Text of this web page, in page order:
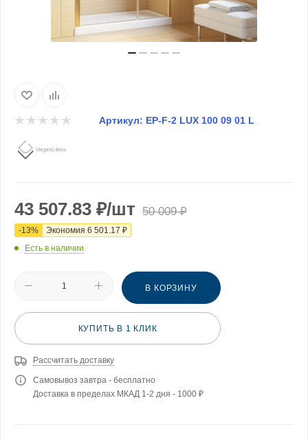
Артикул: EP-F-2 LUX 100 09 01 L
43 507.83 ₽/шт 50 009₽
-13% Экономия 6 501.17 ₽
Есть в наличии
В КОРЗИНУ
КУПИТЬ В 1 КЛИК
Рассчитать доставку
Самовывоз завтра - бесплатно
Доставка в пределах МКАД 1-2 дня - 1000 ₽